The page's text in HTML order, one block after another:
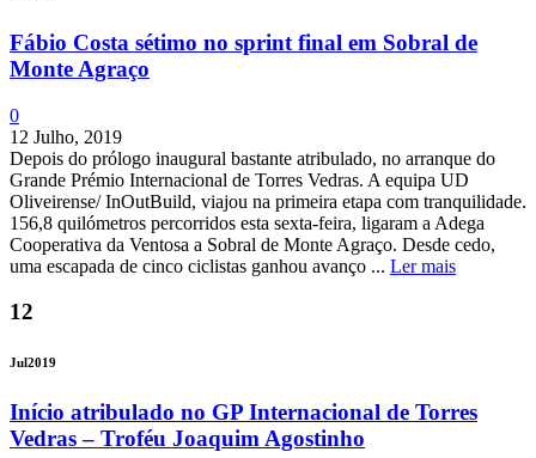
Fábio Costa sétimo no sprint final em Sobral de
Monte Agraço
0
12 Julho, 2019
Depois do prólogo inaugural bastante atribulado, no arranque do
Grande Prémio Internacional de Torres Vedras. A equipa UD
Oliveirense/ InOutBuild, viajou na primeira etapa com tranquilidade.
156,8 quilómetros percorridos esta sexta-feira, ligaram a Adega
Cooperativa da Ventosa a Sobral de Monte Agraço. Desde cedo,
uma escapada de cinco ciclistas ganhou avanço ... Ler mais
12
Jul2019
Início atribulado no GP Internacional de Torres
Vedras – Troféu Joaquim Agostinho